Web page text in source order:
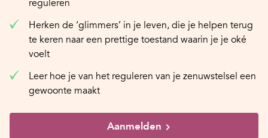
reguleren
Herken de ‘glimmers’ in je leven, die je helpen terug
te keren naar een prettige toestand waarin je je oké
voelt
Leer hoe je van het reguleren van je zenuwstelsel een
gewoonte maakt
Aanmelden